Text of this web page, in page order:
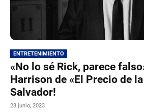
ENTRETENIMIENTO
«No lo sé Rick, parece
Harrison de «El Precio de
Salvador!
28 junio, 2023